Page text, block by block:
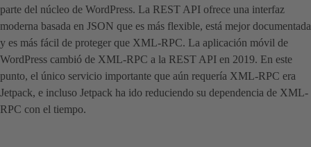
parte del núcleo de WordPress. La REST API ofrece una interfaz
moderna basada en JSON que es más flexible, está mejor documentada
y es más fácil de proteger que XML-RPC. La aplicación móvil de
WordPress cambió de XML-RPC a la REST API en 2019. En este
punto, el único servicio importante que aún requería XML-RPC era
Jetpack, e incluso Jetpack ha ido reduciendo su dependencia de XML-
RPC con el tiempo.